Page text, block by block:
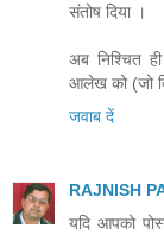
संतोष दिया ।
अब निश्चित
आलेख को (जो
जवाब दें
RAJNISH
यदि आपको